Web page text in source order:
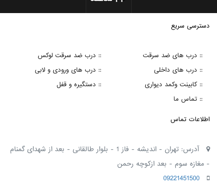
دسترسی سریع
:: درب های ضد سرقت
:: درب ضد سرقت لوکس
:: درب های داخلی
:: درب های ورودی و لابی
:: کابینت وکمد دیواری
:: دستگیره و قفل
:: تماس ما
اطلاعات تماس
آدرس: تهران - اندیشه - فاز 1 - بلوار طالقانی - بعد از شهدای گمنام
- مغازه سوم - بعد ازکوچه رحمن
09221451500